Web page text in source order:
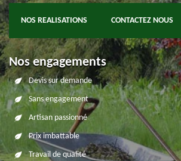
NOS REALISATIONS CONTACTEZ NOUS
Nos engagements
Devis sur demande
Sans engagement
Artisan passionné
Prix imbattable
Travail de qualité